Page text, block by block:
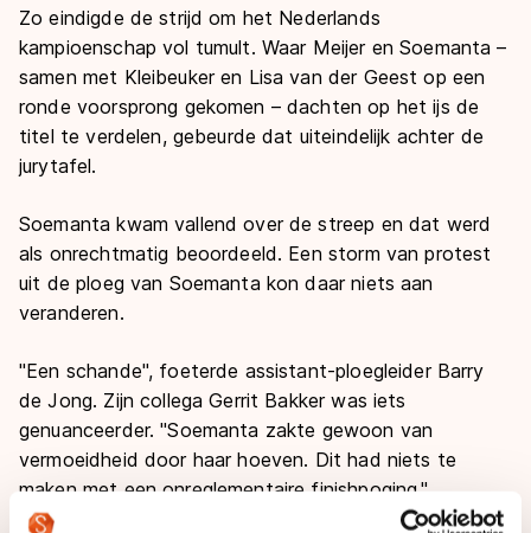
Zo eindigde de strijd om het Nederlands
kampioenschap vol tumult. Waar Meijer en Soemanta –
samen met Kleibeuker en Lisa van der Geest op een
ronde voorsprong gekomen – dachten op het ijs de
titel te verdelen, gebeurde dat uiteindelijk achter de
jurytafel.
Soemanta kwam vallend over de streep en dat werd
als onrechtmatig beoordeeld. Een storm van protest
uit de ploeg van Soemanta kon daar niets aan
veranderen.
"Een schande", foeterde assistant-ploegleider Barry
de Jong. Zijn collega Gerrit Bakker was iets
genuanceerder. "Soemanta zakte gewoon van
vermoeidheid door haar hoeven. Dit had niets te
maken met een onreglementaire finishpoging."